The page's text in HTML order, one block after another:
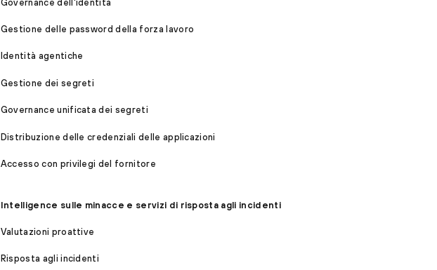
Governance dell'identità
Gestione delle password della forza lavoro
Identità agentiche
Gestione dei segreti
Governance unificata dei segreti
Distribuzione delle credenziali delle applicazioni
Accesso con privilegi del fornitore
Intelligence sulle minacce e servizi di risposta agli incidenti
Valutazioni proattive
Risposta agli incidenti